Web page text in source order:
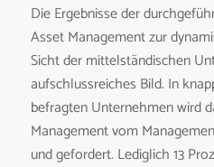
Die Ergebnisse der
Asset Management zur
Sicht der mittelständischen
aufschlussreiches Bild. In
befragten Unternehmen wird
Management vom
und gefordert. Lediglich 13